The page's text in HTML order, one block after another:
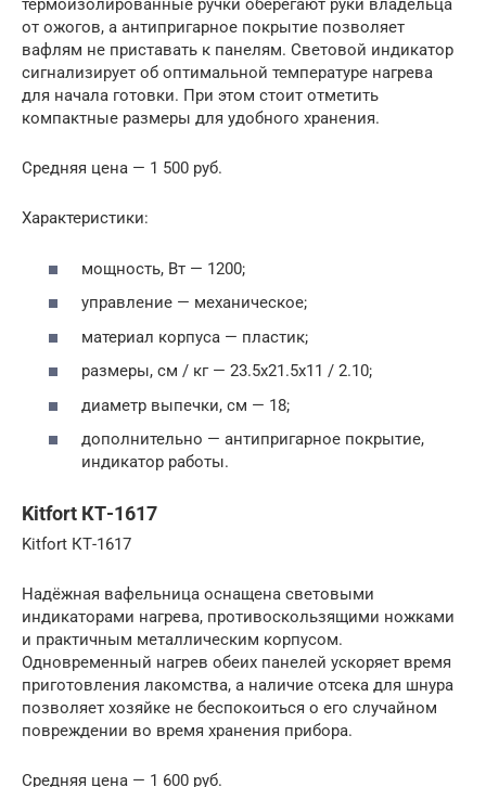
термоизолированные ручки оберегают руки владельца
от ожогов, а антипригарное покрытие позволяет
вафлям не приставать к панелям. Световой индикатор
сигнализирует об оптимальной температуре нагрева
для начала готовки. При этом стоит отметить
компактные размеры для удобного хранения.
Средняя цена — 1 500 руб.
Характеристики:
мощность, Вт — 1200;
управление — механическое;
материал корпуса — пластик;
размеры, см / кг — 23.5х21.5х11 / 2.10;
диаметр выпечки, см — 18;
дополнительно — антипригарное покрытие,
индикатор работы.
Kitfort КТ-1617
Kitfort КТ-1617
Надёжная вафельница оснащена световыми
индикаторами нагрева, противоскользящими ножками
и практичным металлическим корпусом.
Одновременный нагрев обеих панелей ускоряет время
приготовления лакомства, а наличие отсека для шнура
позволяет хозяйке не беспокоиться о его случайном
повреждении во время хранения прибора.
Средняя цена — 1 600 руб.